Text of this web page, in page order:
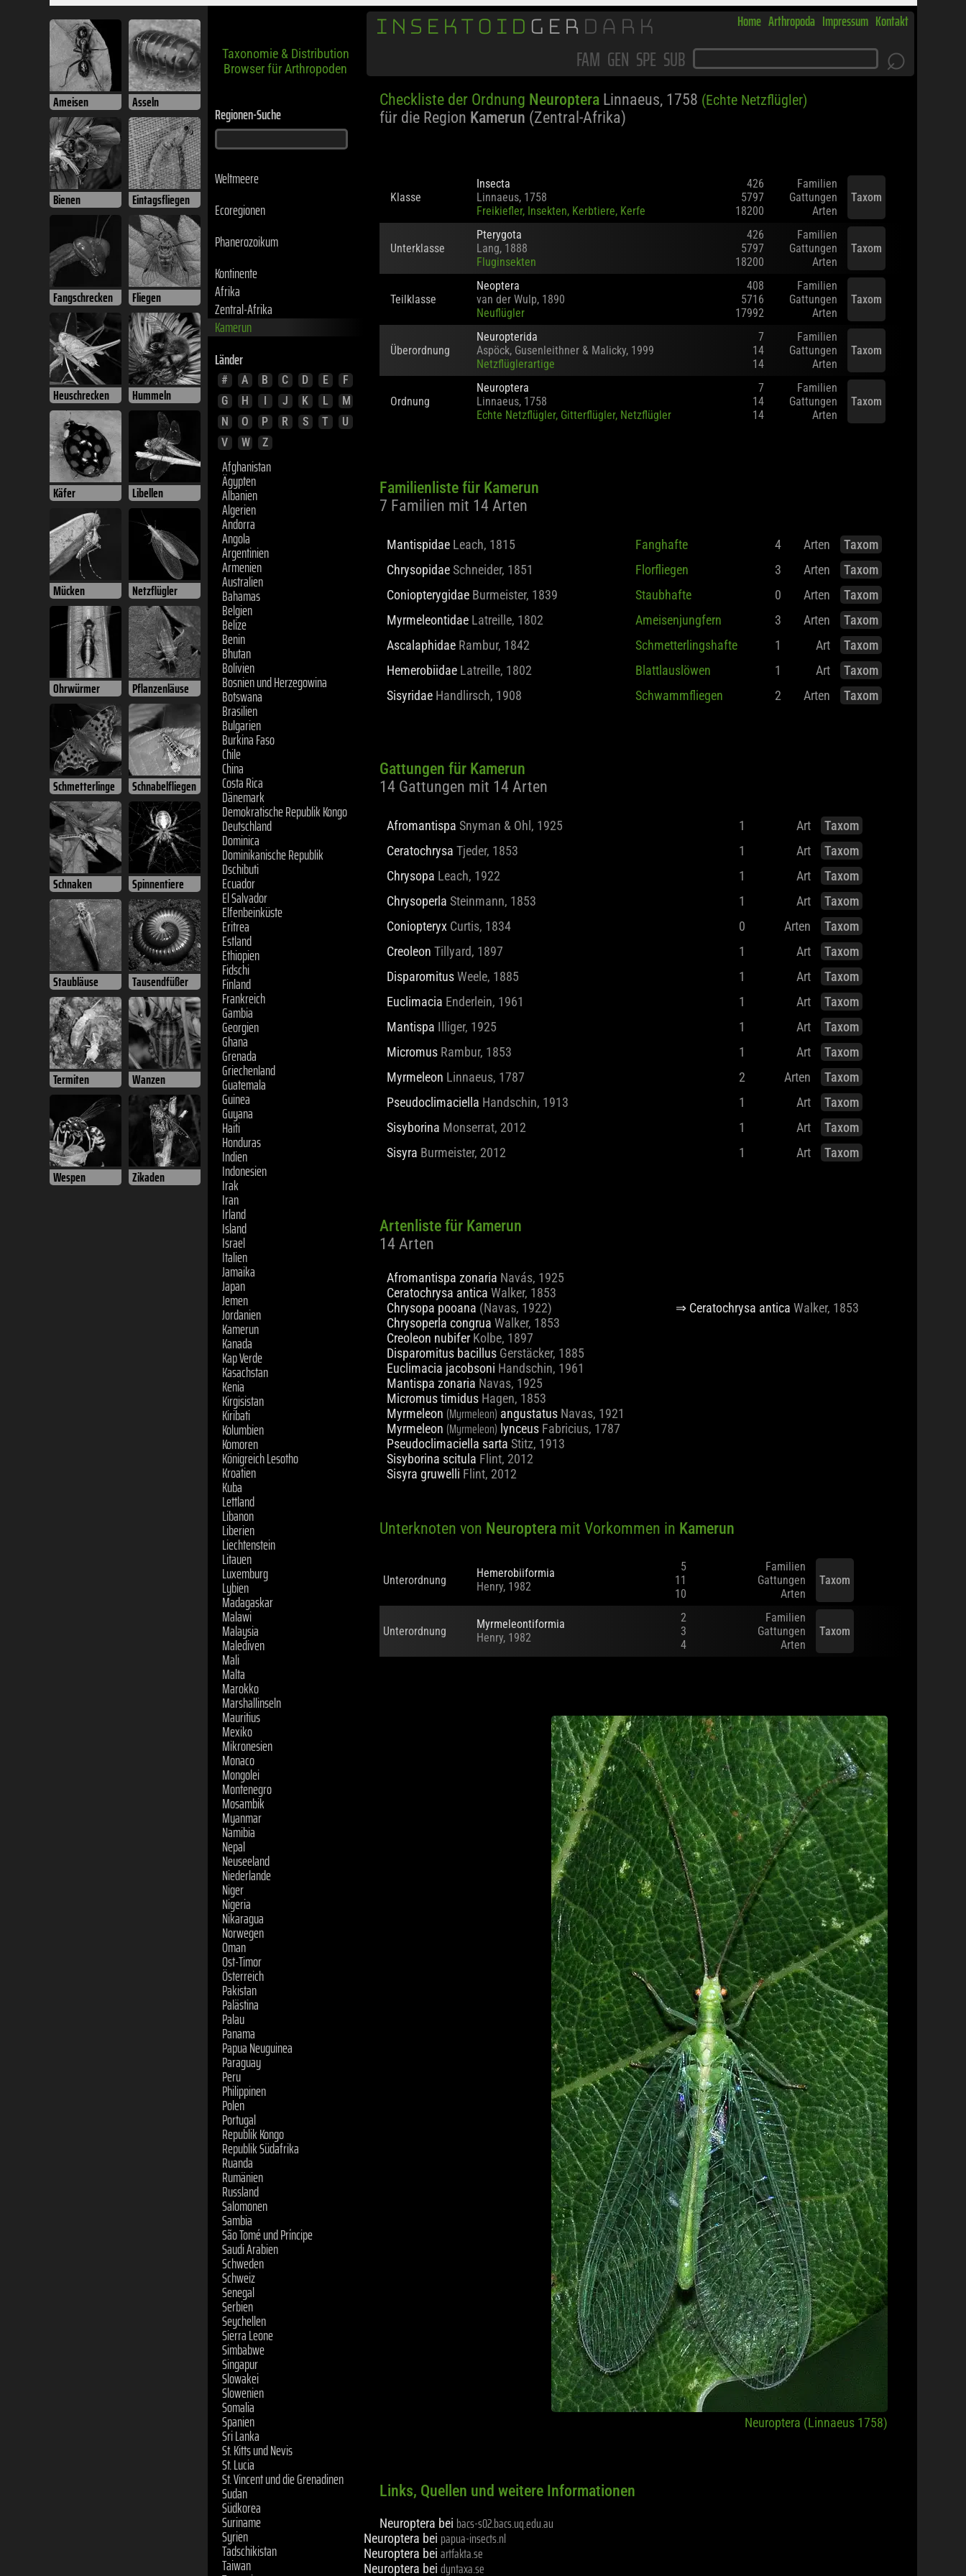
Ameisen Asseln
Bienen Eintagsfliegen
Fangschrecken Fliegen
Heuschrecken Hummeln
Käfer Libellen
Mücken Netzflügler
Ohrwürmer Pflanzenläuse
Schmetterlinge Schnabelfliegen
Schnaken Spinnentiere
Staubläuse Tausendfüßer
Termiten Wanzen
Wespen Zikaden
Taxonomie & Distribution
Browser für Arthropoden
Regionen-Suche
Weltmeere
Ecoregionen
Phanerozoikum
Kontinente
Afrika
Zentral-Afrika
Kamerun
Länder
# A B C D E
F
G
H I J K L
M
N
O P R S T
U
V
W Z
Afghanistan
Ägypten
Albanien
Algerien
Andorra
Angola
Argentinien
Armenien
Australien
Bahamas
Belgien
Belize
Benin
Bhutan
Bolivien
Bosnien und Herzegowina
Botswana
Brasilien
Bulgarien
Burkina Faso
Chile
China
Costa Rica
Dänemark
Demokratische Republik Kongo
Deutschland
Dominica
Dominikanische Republik
Dschibuti
Ecuador
El Salvador
Elfenbeinküste
Eritrea
Estland
Ethiopien
Fidschi
Finland
Frankreich
Gambia
Georgien
Ghana
Grenada
Griechenland
Guatemala
Guinea
Guyana
Haiti
Honduras
Indien
Indonesien
Irak
Iran
Irland
Island
Israel
Italien
Jamaika
Japan
Jemen
Jordanien
Kamerun
Kanada
Kap Verde
Kasachstan
Kenia
Kirgisistan
Kiribati
Kolumbien
Komoren
Königreich Lesotho
Kroatien
Kuba
Lettland
Libanon
Liberien
Liechtenstein
Litauen
Luxemburg
Lybien
Madagaskar
Malawi
Malaysia
Malediven
Mali
Malta
Marokko
Marshallinseln
Mauritius
Mexiko
Mikronesien
Monaco
Mongolei
Montenegro
Mosambik
Myanmar
Namibia
Nepal
Neuseeland
Niederlande
Niger
Nigeria
Nikaragua
Norwegen
Oman
Ost-Timor
Österreich
Pakistan
Palästina
Palau
Panama
Papua Neuguinea
Paraguay
Peru
Philippinen
Polen
Portugal
Republik Kongo
Republik Südafrika
Ruanda
Rumänien
Russland
Salomonen
Sambia
São Tomé und Príncipe
Saudi Arabien
Schweden
Schweiz
Senegal
Serbien
Seychellen
Sierra Leone
Simbabwe
Singapur
Slowakei
Slowenien
Somalia
Spanien
Sri Lanka
St. Kitts und Nevis
St. Lucia
St. Vincent und die Grenadinen
Sudan
Südkorea
Suriname
Syrien
Tadschikistan
Taiwan
Tansania
INSEKTOID GER DARK Home Arthropoda Impressum Kontakt
FAM GEN SPE SUB ⌕
Checkliste der Ordnung Neuroptera Linnaeus, 1758 (Echte Netzflügler)
für die Region Kamerun (Zentral-Afrika)
Insecta
Linnaeus, 1758
Freikiefler, Insekten, Kerbtiere, Kerfe
426
5797
Familien
Gattungen
Pterygota
Lang, 1888
Fluginsekten
426
5797
Familien
Gattungen
Neoptera
van der Wulp, 1890
Neuflügler
408
5716
Familien
Gattungen
Überordnung
Neuropterida
Aspöck, Gusenleithner & Malicky, 1999
Netzflüglerartige
7
14
Familien
Gattungen
Ordnung
Neuroptera
Linnaeus, 1758
Echte Netzflügler, Gitterflügler, Netzflügler
7
14
Familien
Gattungen
Familienliste für Kamerun
7 Familien mit 14 Arten
Mantispidae Leach, 1815 Fanghafte 4 Arten
Taxom
Chrysopidae Schneider, 1851 Florfliegen 3 Arten
Taxom
Coniopterygidae Burmeister, 1839 Staubhafte 0 Arten
Taxom
Myrmeleontidae Latreille, 1802 Ameisenjungfern 3 Arten
Taxom
Ascalaphidae Rambur, 1842 Schmetterlingshafte 1 Art
Taxom
Hemerobiidae Latreille, 1802 Blattlauslöwen 1 Art
Taxom
Sisyridae Handlirsch, 1908 Schwammfliegen 2 Arten Taxom
Gattungen für Kamerun
14 Gattungen mit 14 Arten
Afromantispa Snyman & Ohl, 1925 1 Art
Taxom
Ceratochrysa Tjeder, 1853 1 Art
Taxom
Chrysopa Leach, 1922 1 Art
Taxom
Chrysoperla Steinmann, 1853 1 Art
Taxom
Coniopteryx Curtis, 1834 0 Arten
Taxom
Creoleon Tillyard, 1897 1 Art
Taxom
Disparomitus Weele, 1885 1 Art
Taxom
Euclimacia Enderlein, 1961 1 Art
Taxom
Mantispa Illiger, 1925 1 Art
Taxom
Micromus Rambur, 1853 1 Art
Taxom
Myrmeleon Linnaeus, 1787 2 Arten
Taxom
Pseudoclimaciella Handschin, 1913 1 Art
Taxom
Sisyborina Monserrat, 2012 1 Art
Taxom
Sisyra Burmeister, 2012 1 Art Taxom
Artenliste für Kamerun
14 Arten
Afromantispa zonariaNavás, 1925
Ceratochrysa anticaWalker, 1853
Chrysopa pooana(Navas, 1922) ⇒ Ceratochrysa antica Walker, 1853
Chrysoperla congruaWalker, 1853
Creoleon nubiferKolbe, 1897
Disparomitus bacillusGerstäcker, 1885
Euclimacia jacobsoniHandschin, 1961
Mantispa zonariaNavas, 1925
Micromus timidus Hagen, 1853
Myrmeleon (Myrmeleon) angustatusNavas, 1921
Myrmeleon(Myrmeleon)lynceusFabricius, 1787
Pseudoclimaciella sartaStitz, 1913
Sisyborina scitulaFlint, 2012
Sisyra gruwelli Flint, 2012
Unterknoten von Neuropteramit Vorkommen in Kamerun
Unterordnung
Hemerobiiformia
Henry, 1982
5
11
Familien
Gattungen
Unterordnung
Myrmeleontiformia
Henry, 1982
2
3
Familien
Gattungen
Neuroptera (Linnaeus 1758)
Links, Quellen und weitere Informationen
Neuroptera bei bacs-s02.bacs.uq.edu.au
Neuroptera bei papua-insects.nl
Neuroptera bei artfakta.se